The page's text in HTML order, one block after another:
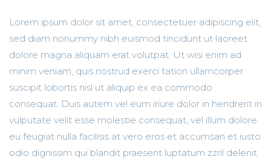
Lorem ipsum dolor sit amet, consectetuer adipiscing elit,
sed diam nonummy nibh euismod tincidunt ut laoreet
dolore magna aliquam erat volutpat. Ut wisi enim ad
minim veniam, quis nostrud exerci tation ullamcorper
suscipit lobortis nisl ut aliquip ex ea commodo
consequat. Duis autem vel eum iriure dolor in hendrerit in
vulputate velit esse molestie consequat, vel illum dolore
eu feugiat nulla facilisis at vero eros et accumsan et iusto
odio dignissim qui blandit praesent luptatum zzril delenit